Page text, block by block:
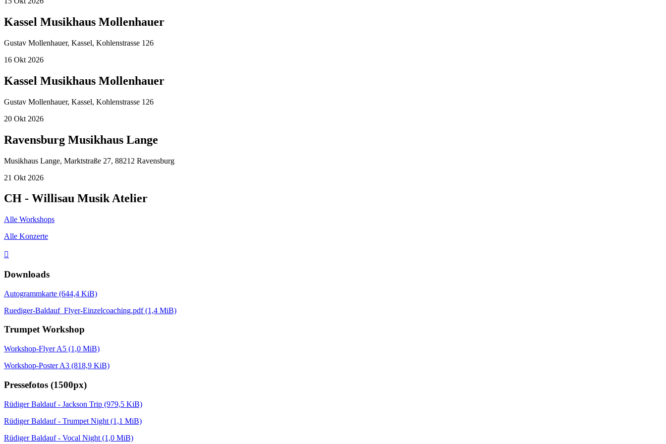
Kassel Musikhaus Mollenhauer
Gustav Mollenhauer, Kassel, Kohlenstrasse 126
16 Okt 2026
Kassel Musikhaus Mollenhauer
Gustav Mollenhauer, Kassel, Kohlenstrasse 126
20 Okt 2026
Ravensburg Musikhaus Lange
Musikhaus Lange, Marktstraße 27, 88212 Ravensburg
21 Okt 2026
CH - Willisau Musik Atelier
Alle Workshops
Alle Konzerte

Downloads
Autogrammkarte (644,4 KiB)
Ruediger-Baldauf_Flyer-Einzelcoaching.pdf(1,4 MiB)
Trumpet Workshop
Workshop-Flyer A5 (1,0 MiB)
Workshop-Poster A3 (818,9 KiB)
Pressefotos (1500px)
Rüdiger Baldauf - Jackson Trip (979,5 KiB)
Rüdiger Baldauf - Trumpet Night (1,1 MiB)
Rüdiger Baldauf - Vocal Night (1,0 MiB)